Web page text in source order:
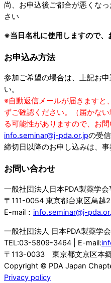
尚、お申込後ご都合が悪くな
さい
※当日名札に使用しますので、
お申込み方法
参加ご希望の場合は、上記お
い。
※自動返信メールが届きますと
ずご確認ください。（届かな
る可能性がありますので、お問
info.seminar@j-pda.or.jpの受
締切日以降のお申し込みは、事
お問い合わせ
一般社団法人日本PDA製薬学
〒111-0054 東京都台東区鳥越
E-mail： info.seminar@j-
一般社団法人 日本PDA製薬学
TEL:03-5809-3464 | E-mail:
〒113-0033 東京都文京区本
Copyright © PDA Japan
Privacy policy